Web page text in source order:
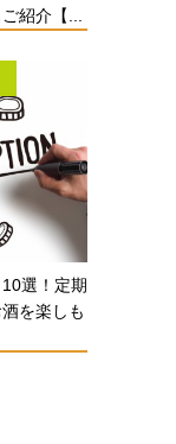
紹介【...
選！定期
を楽しも